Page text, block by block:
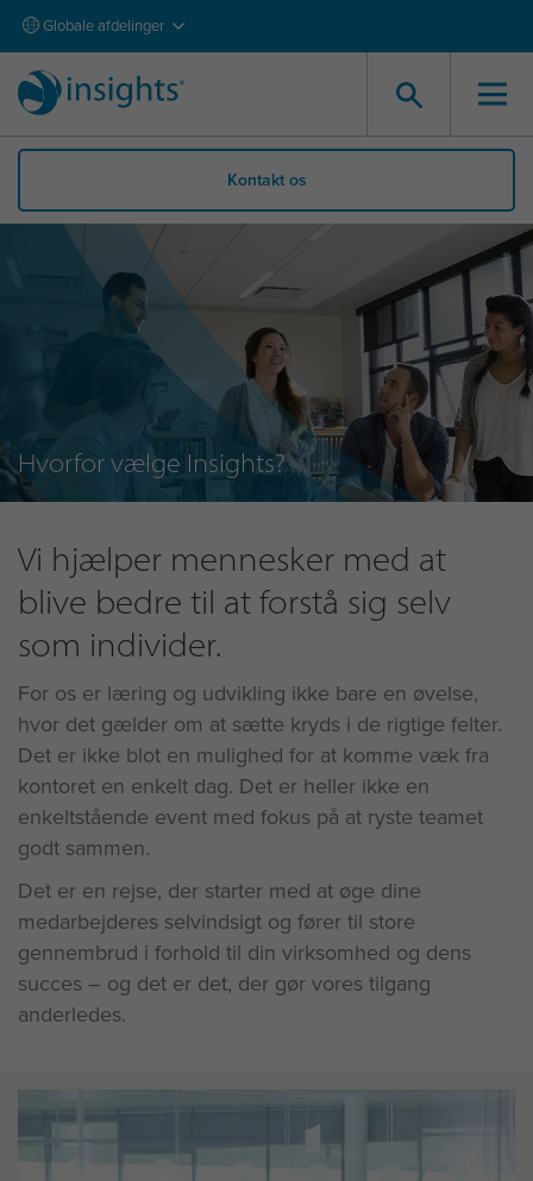
Globale afdelinger
Kontakt os
Hvorfor vælge Insights?
Vi hjælper mennesker med at
blive bedre til at forstå sig selv
som individer.
For os er læring og udvikling ikke bare en øvelse,
hvor det gælder om at sætte kryds i de rigtige felter.
Det er ikke blot en mulighed for at komme væk fra
kontoret en enkelt dag. Det er heller ikke en
enkeltstående event med fokus på at ryste teamet
godt sammen.
Det er en rejse, der starter med at øge dine
medarbejderes selvindsigt og fører til store
gennembrud i forhold til din virksomhed og dens
succes – og det er det, der gør vores tilgang
anderledes.